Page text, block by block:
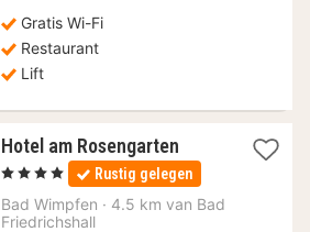
€
Gratis Wi-Fi
Restaurant
Lift
Hotel am Rosengarten1
nacht
vanaf
91
, 4 Sterren Rustig gelegen
Bad Wimpfen · 4.5 km van Bad
Friedrichshall